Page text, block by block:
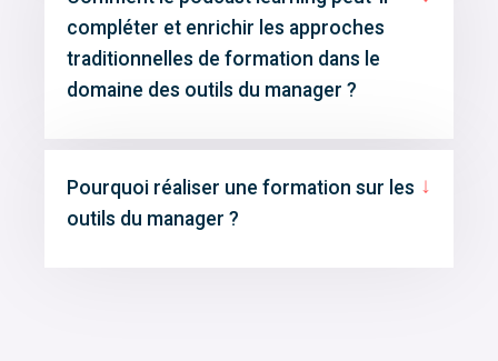
compléter et enrichir les approches
traditionnelles de formation dans le
domaine des outils du manager ?
Pourquoi réaliser une formation sur les
outils du manager ?
↓